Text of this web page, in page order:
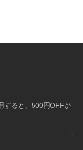
すると、500円OFFが